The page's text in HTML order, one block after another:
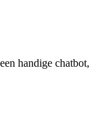
handige chatbot,